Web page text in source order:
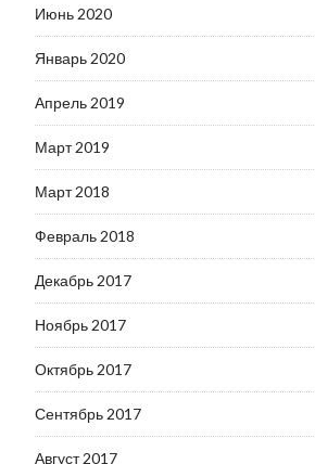
Июнь 2020
Январь 2020
Апрель 2019
Март 2019
Март 2018
Февраль 2018
Декабрь 2017
Ноябрь 2017
Октябрь 2017
Сентябрь 2017
Август 2017